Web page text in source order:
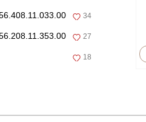
34
27
18